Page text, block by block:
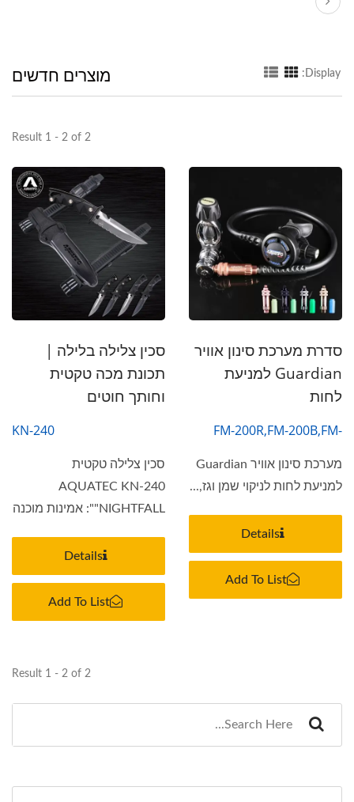
מוצרים חדשים Display:
Result 1 - 2 of 2
סדרת מערכת סינון אוויר
Guardian למניעת
לחות
FM-200R,FM-200B,FM-
מערכת סינון אוויר Guardian
למניעת לחות לניקוי שמן וגז,...
Details
Add To List
סכין צלילה בלילה |
תכונת מכה טקטית
וחותך חוטים
KN-240
סכין צלילה טקטית
AQUATEC KN-240
"NIGHTFALL": אמינות מוכנה
Details
Add To List
Result 1 - 2 of 2